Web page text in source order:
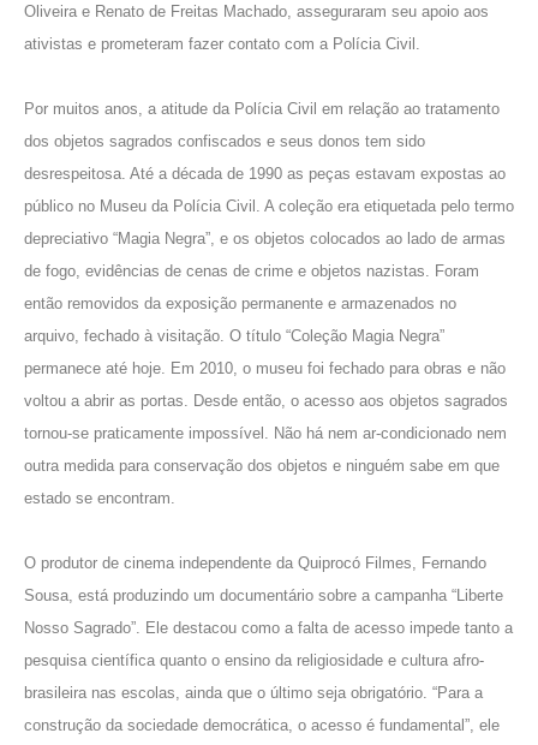
Oliveira e Renato de Freitas Machado, asseguraram seu apoio aos
ativistas e prometeram fazer contato com a Polícia Civil.
Por muitos anos, a atitude da Polícia Civil em relação ao tratamento
dos objetos sagrados confiscados e seus donos tem sido
desrespeitosa. Até a década de 1990 as peças estavam expostas ao
público no Museu da Polícia Civil
. A coleção era etiquetada pelo termo
depreciativo “Magia Negra”, e os objetos colocados ao lado de armas
de fogo, evidências de cenas de crime e objetos nazistas. Foram
então removidos da exposição permanente e armazenados no
arquivo, fechado à visitação. O título “Coleção Magia Negra”
permanece até hoje. Em 2010, o museu foi fechado para obras e não
voltou a abrir as portas. Desde então, o acesso aos objetos sagrados
tornou-se praticamente impossível. Não há nem ar-condicionado nem
outra medida para conservação dos objetos e ninguém sabe em que
estado se encontram.
O produtor de cinema independente da Quiprocó Filmes , Fernando
Sousa, está produzindo um documentário sobre a campanha “Liberte
Nosso Sagrado”. Ele destacou como a falta de acesso impede tanto a
pesquisa científica quanto o ensino da religiosidade e cultura afro-
brasileira nas escolas, ainda que o último seja obrigatório. “Para a
construção da sociedade democrática, o acesso é fundamental”, ele